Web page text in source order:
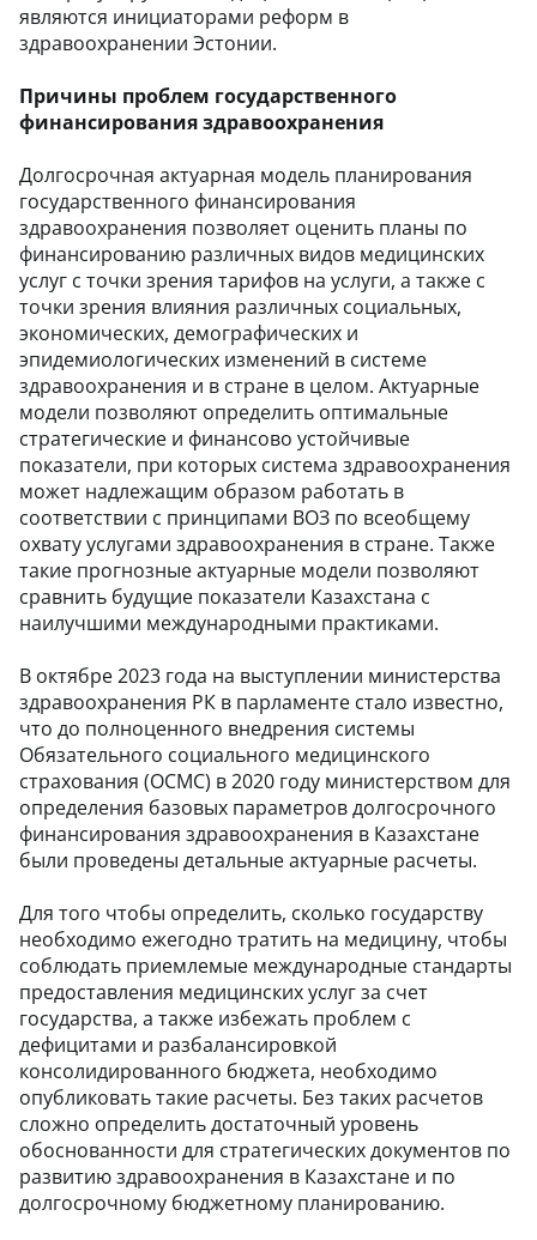
являются инициаторами реформ в
здравоохранении Эстонии.
Причины проблем государственного
финансирования здравоохранения
Долгосрочная актуарная модель планирования
государственного финансирования
здравоохранения позволяет оценить планы по
финансированию различных видов медицинских
услуг с точки зрения тарифов на услуги, а также с
точки зрения влияния различных социальных,
экономических, демографических и
эпидемиологических изменений в системе
здравоохранения и в стране в целом. Актуарные
модели позволяют определить оптимальные
стратегические и финансово устойчивые
показатели, при которых система здравоохранения
может надлежащим образом работать в
соответствии с принципами ВОЗ по всеобщему
охвату услугами здравоохранения в стране. Также
такие прогнозные актуарные модели позволяют
сравнить будущие показатели Казахстана с
наилучшими международными практиками.
В октябре 2023 года на выступлении министерства
здравоохранения РК в парламенте стало известно,
что до полноценного внедрения системы
Обязательного социального медицинского
страхования (ОСМС) в 2020 году министерством для
определения базовых параметров долгосрочного
финансирования здравоохранения в Казахстане
были проведены детальные актуарные расчеты.
Для того чтобы определить, сколько государству
необходимо ежегодно тратить на медицину, чтобы
соблюдать приемлемые международные стандарты
предоставления медицинских услуг за счет
государства, а также избежать проблем с
дефицитами и разбалансировкой
консолидированного бюджета, необходимо
опубликовать такие расчеты. Без таких расчетов
сложно определить достаточный уровень
обоснованности для стратегических документов по
развитию здравоохранения в Казахстане и по
долгосрочному бюджетному планированию.